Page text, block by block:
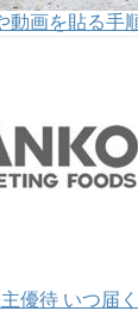
動画を貼る手
優待 いつ届